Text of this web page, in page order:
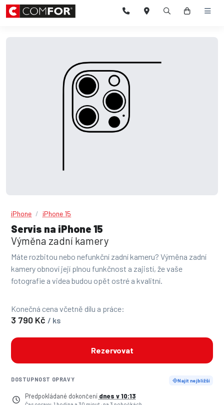
iPhone iPhone 15
Servis na iPhone 15
Výměna zadní kamery
Máte rozbitou nebo nefunkční zadní kameru? Výměna zadní
kamery obnoví její plnou funkčnost a zajistí, že vaše
fotografie a videa budou opět ostré a kvalitní.
Konečná cena včetně dílu a práce:
3 790 Kč / ks
Rezervovat
DOSTUPNOST OPRAVY Najít nejbližší
Předpokládané dokončení dnes v 10:13